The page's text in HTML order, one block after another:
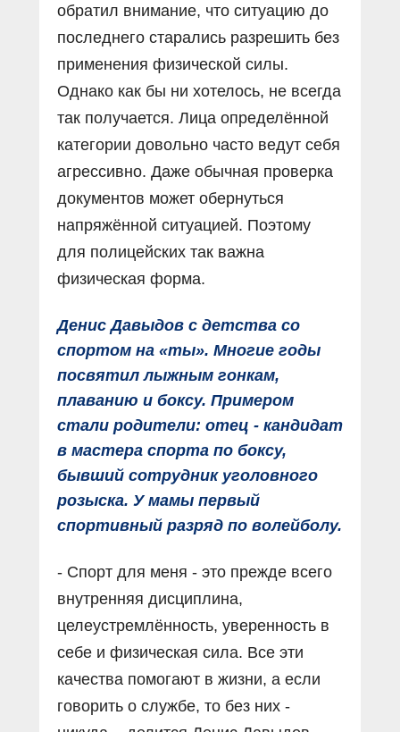
обратил внимание, что ситуацию до
последнего старались разрешить без
применения физической силы.
Однако как бы ни хотелось, не всегда
так получается. Лица определённой
категории довольно часто ведут себя
агрессивно. Даже обычная проверка
документов может обернуться
напряжённой ситуацией. Поэтому
для полицейских так важна
физическая форма.
Денис Давыдов с детства со
спортом на «ты». Многие годы
посвятил лыжным гонкам,
плаванию и боксу. Примером
стали родители: отец - кандидат
в мастера спорта по боксу,
бывший сотрудник уголовного
розыска. У мамы первый
спортивный разряд по волейболу.
- Спорт для меня - это прежде всего
внутренняя дисциплина,
целеустремлённость, уверенность в
себе и физическая сила. Все эти
качества помогают в жизни, а если
говорить о службе, то без них -